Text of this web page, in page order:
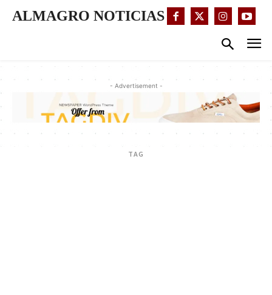
ALMAGRO NOTICIAS
- Advertisement -
TAG